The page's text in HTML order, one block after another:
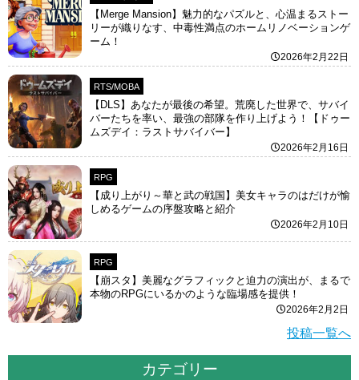
【Merge Mansion】魅力的なパズルと、心温まるストー
リーが織りなす、中毒性満点のホームリノベーションゲ
ーム！
2026年2月22日
RTS/MOBA
【DLS】あなたが最後の希望。荒廃した世界で、サバイ
バーたちを率い、最強の部隊を作り上げよう！【ドゥー
ムズデイ：ラストサバイバー】
2026年2月16日
RPG
【成り上がり～華と武の戦国】美女キャラのはだけが愉
しめるゲームの序盤攻略と紹介
2026年2月10日
RPG
【崩スタ】美麗なグラフィックと迫力の演出が、まるで
本物のRPGにいるかのような臨場感を提供！
2026年2月2日
投稿一覧へ
カテゴリー